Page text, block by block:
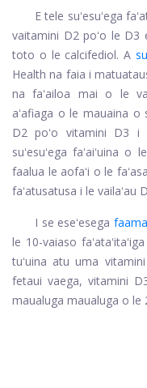
E tele suʻesuʻega
vaitamini D2 poʻo le
toto o le calcifediol. A
Health na faia i
na faʻailoa mai o le
aʻafiaga o le mauaina
D2 poʻo vitamini D3
suʻesuʻega faʻaiʻuina
faalua le aofaʻi o le
faʻatusatusa i le vailaʻau
I se eseʻesega
le 10-vaiaso
tuʻuina atu uma
fetaui vaega, vitamini
maualuga maualuga o le